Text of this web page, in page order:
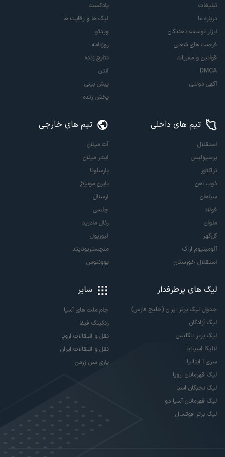
تبلیغات
درباره ما
ابزار توسعه دهندگان
فرصت های شغلی
قوانین و مقررات
DMCA
آگهی دولتی
پادکست
لیگ ها و رقابت ها
ویدئو
روزنامه
نتایج زنده
آنتن
پیش بینی
پخش زنده
تیم های داخلی
استقلال
پرسپولیس
تراکتور
ذوب آهن
سپاهان
فولاد
ملوان
گل‌گهر
آلومینیوم اراک
استقلال خوزستان
تیم های خارجی
آث میلان
اینتر میلان
بارسلونا
بایرن مونیخ
آرسنال
چلسی
رئال مادرید
لیورپول
منچستریونایتد
یوونتوس
لیگ های پرطرفدار
جدول لیگ برتر ایران (خلیج فارس)
لیگ آزادگان
لیگ برتر انگلیس
لالیگا اسپانیا
سری آ ایتالیا
لیگ قهرمانان اروپا
لیگ نخبگان آسیا
لیگ قهرمانان آسیا دو
لیگ برتر فوتسال
سایر
جام ملت های آسیا
رنکینگ فیفا
نقل و انتقالات اروپا
نقل و انتقالات ایران
پاری سن ژرمن